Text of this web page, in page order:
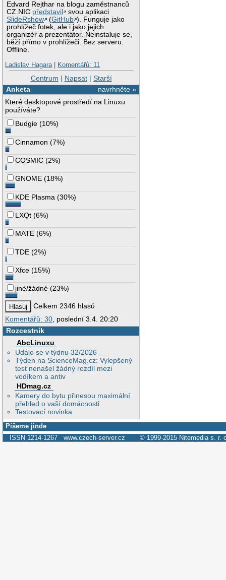
Edvard Rejthar na blogu zaměstnanců
CZ.NIC představil
svou aplikaci
SlideRshow
(GitHub ). Funguje jako
prohlížeč fotek, ale i jako jejich
organizér a prezentátor. Neinstaluje se,
běží přímo v prohlížeči. Bez serveru.
Offline.
Ladislav Hagara| Komentářů: 11
Centrum | Napsat| Starší
navrhněte »
Anketa
Které desktopové prostředí na Linuxu
používáte?
Budgie (10%)
Cinnamon (7%)
COSMIC (2%)
GNOME (18%)
KDE Plasma (30%)
LXQt (6%)
MATE (6%)
TDE (2%)
Xfce (15%)
jiné/žádné (23%)
Celkem 2346 hlasů
Komentářů: 30 , poslední 3.4. 20:20
Rozcestník
AbcLinuxu
Událo se v týdnu 32/2026
Týden na ScienceMag.cz: Vylepšený
test nenašel žádný rozdíl mezi
vodíkem a antiv
HDmag.cz
Kamery do bytu přinesou maximální
přehled o vaší domácnosti
Testovací novinka
Píšeme jinde
ISSN 1214-1267 www.czech-server.cz © 1999-2015 Nitemedia s. r.